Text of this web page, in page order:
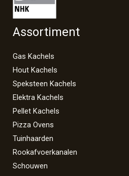
Assortiment
Gas Kachels
Hout Kachels
Speksteen Kachels
Elektra Kachels
Pellet Kachels
Pizza Ovens
Tuinhaarden
Rookafvoerkanalen
Schouwen